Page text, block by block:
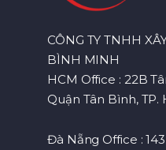
CÔNG TY TNHH
BÌNH MINH
HCM Office : 22B
Quận Tân Bình, TP.
Đà Nẵng Office :